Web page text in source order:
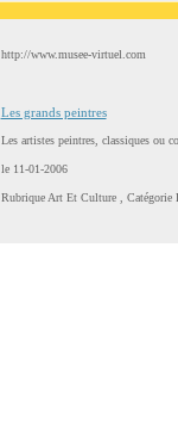
http://www.musee-virtuel.com
Les grands peintres
Les artistes peintres, classiques ou
le 11-01-2006
Rubrique Art Et Culture, Catégorie